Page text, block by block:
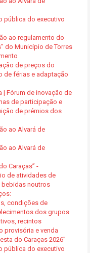
pública do executivo
ao regulamento do
do Município de Torres
de preços do
de férias e adaptação
| Fórum de inovação de
de participação e
de prémios dos
ao Alvará de
ao Alvará de
Caraças” -
de atividades de
bebidas noutros
condições de
dos grupos
recintos
provisória e venda
do Caraças 2026”
pública do executivo